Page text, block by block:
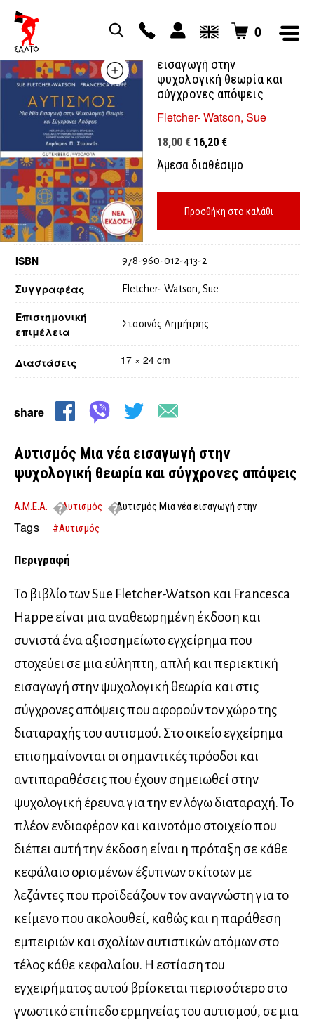
0
εισαγωγή στην
ψυχολογική θεωρία και
σύγχρονες απόψεις
Fletcher- Watson, Sue
18,00€ Original
price
18,00 €.
16,20 €Η
τρέχουσα
τιμή
είναι:
16,20 €.
Άμεσα διαθέσιμο
Προσθήκη στο καλάθι
Διαστάσεις 17 × 24 cm
ISBN 978-960-012-413-2
Συγγραφέας Fletcher- Watson, Sue
Επιστημονική
επιμέλεια
Στασινός Δημήτρης
share
Αυτισμός Μια νέα εισαγωγή στην
ψυχολογική θεωρία και σύγχρονες απόψεις
Α.Μ.Ε.Α. Αυτισμός
Αυτισμός Μια νέα εισαγωγή στην
ψυχολογική θεωρία και σύγχρονες απόψεις
Tags #Αυτισμός
Περιγραφή
Το βιβλίο των Sue Fletcher-Watson και Francesca
Happe είναι μια αναθεωρημένη έκδοση και
συνιστά ένα αξιοσημείωτο εγχείρημα που
στοχεύει σε μια εύληπτη, απλή και περιεκτική
εισαγωγή στην ψυχολογική θεωρία και στις
σύγχρονες απόψεις που αφορούν τον χώρο της
διαταραχής του αυτισμού. Στο οικείο εγχείρημα
επισημαίνονται οι σημαντικές πρόοδοι και
αντιπαραθέσεις που έχουν σημειωθεί στην
ψυχολογική έρευνα για την εν λόγω διαταραχή. To
πλέον ενδιαφέρον και καινοτόμο στοιχείο που
διέπει αυτή την έκδοση είναι η πρόταξη σε κάθε
κεφάλαιο ορισμένων έξυπνων σκίτσων με
λεζάντες που προϊδεάζουν τον αναγνώστη για το
κείμενο που ακολουθεί, καθώς και η παράθεση
εμπειριών και σχολίων αυτιστικών ατόμων στο
τέλος κάθε κεφαλαίου. Η εστίαση του
εγχειρήματος αυτού βρίσκεται περισσότερο στο
γνωστικό επίπεδο ερμηνείας του αυτισμού, σε μια